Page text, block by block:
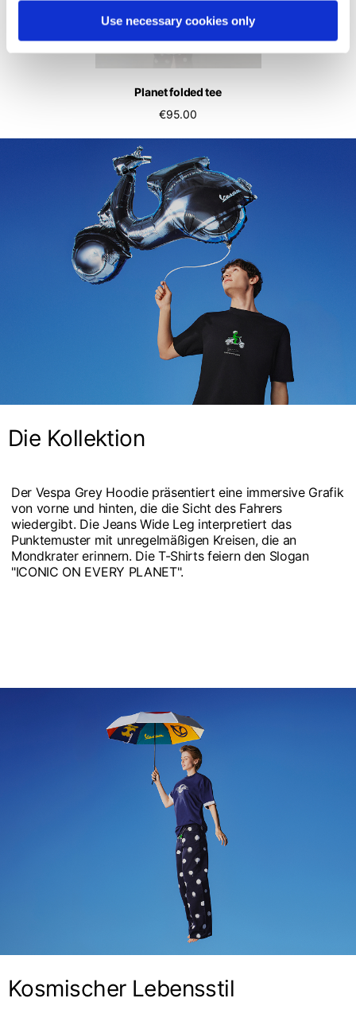
Use necessary cookies only
Planet folded tee
€95.00
Die Kollektion
Der Vespa Grey Hoodie präsentiert eine immersive Grafik
von vorne und hinten, die die Sicht des Fahrers
wiedergibt. Die Jeans Wide Leg interpretiert das
Punktemuster mit unregelmäßigen Kreisen, die an
Mondkrater erinnern. Die T-Shirts feiern den Slogan
"ICONIC ON EVERY PLANET".
Kosmischer Lebensstil